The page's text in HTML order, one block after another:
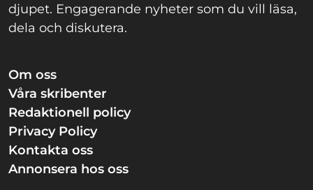
djupet. Engagerande nyheter som du vill läsa,
dela och diskutera.
Om oss
Våra skribenter
Redaktionell policy
Privacy Policy
Kontakta oss
Annonsera hos oss